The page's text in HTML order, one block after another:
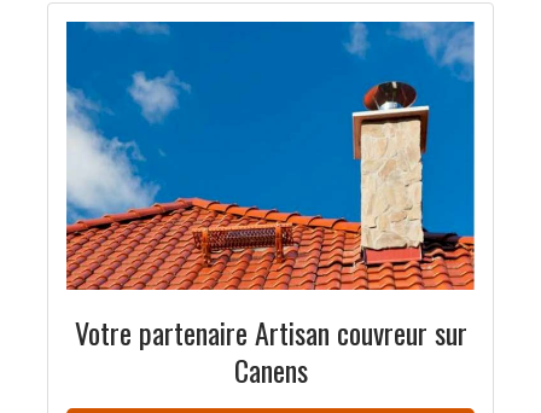
Votre partenaire Artisan couvreur sur
Canens